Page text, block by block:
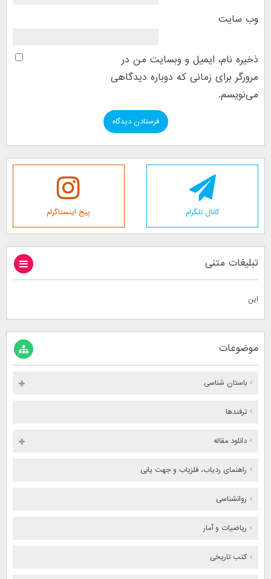
وب‌ سایت
ذخیره نام، ایمیل و وبسایت من در
مرورگر برای زمانی که دوباره دیدگاهی
می‌نویسم.
کانال تلگرام پیج اینستاگرام
تبلیغات متنی
این
موضوعات
باستان شناسی
ترفندها
دانلود مقاله
راهنمای ردیاب، فلزیاب و جهت یابی
روانشناسی
ریاضیات و آمار
کتب تاریخی